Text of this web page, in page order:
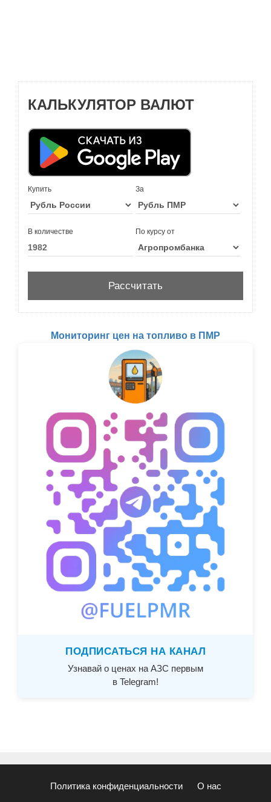
КАЛЬКУЛЯТОР ВАЛЮТ
Купить За
В количестве По курсу от
Мониторинг цен на топливо в ПМР
ПОДПИСАТЬСЯ НА КАНАЛ
Узнавай о ценах на АЗС первым
в Telegram!
Политика конфиденциальности О нас